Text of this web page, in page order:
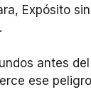
Expósito
antes
ese